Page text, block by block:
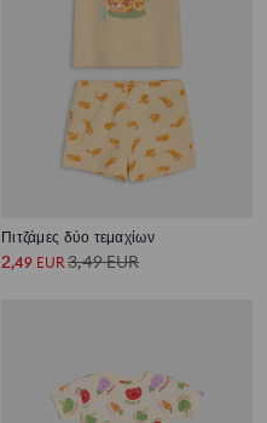
Πιτζάμες δύο τεμαχίων
2,49 EUR 3,49EUR